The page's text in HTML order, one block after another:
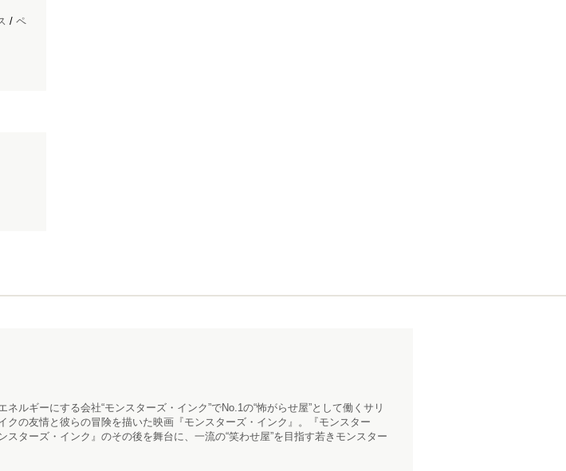
/ ペ
ネルギーにする会社“モンスターズ・インク”でNo.1の“怖がらせ屋”として働くサリ
クの友情と彼らの冒険を描いた映画『モンスターズ・インク』。『モンスター
スターズ・インク』のその後を舞台に、一流の“笑わせ屋”を目指す若きモンスター